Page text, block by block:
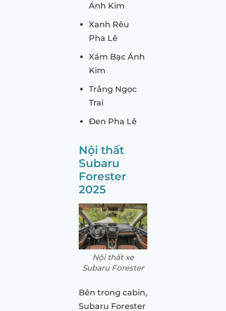
Ánh Kim
Xanh Rêu
Pha Lê
Xám Bạc Ánh
Kim
Trắng Ngọc
Trai
Đen Pha Lê
Nội thất
Subaru
Forester
2025
Nội thất xe
Subaru Forester
Bên trong cabin,
Subaru Forester